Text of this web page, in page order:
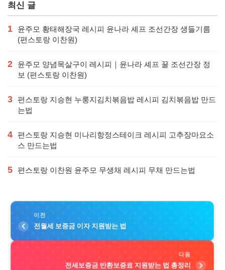
최신 글
1
윤주모 황태해장국 레시피 윤나라 셰프 조선간장 생들기름
(편스토랑 이찬원)
2
윤주모 양념목살구이 레시피｜윤나라 셰프 꿀 조선간장 정
보 (편스토랑 이찬원)
3
편스토랑 지승현 누룽지김치볶음밥 레시피 김치볶음밥 만드
는법
4
편스토랑 지승현 미나리항정스테이크 레시피 고추장마요소
스 만드는법
5 편스토랑 이찬원 윤주모 무생채 레시피 무채 만드는법
이전
전월세 보증금 이자 지원받는 법
다음
전세보증금 반환보증료 지원받는 법 총정리